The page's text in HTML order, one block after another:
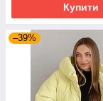
Купити
–39%